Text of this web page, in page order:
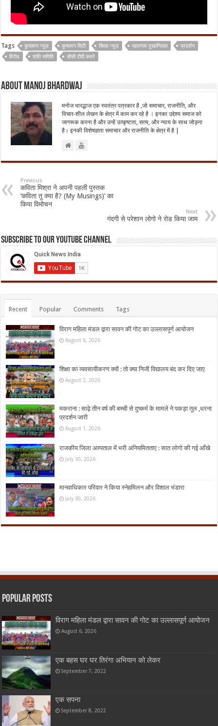
Tags कुचामन न्यूज़ कुचामन सिटी क्विक न्यूज़ पहलगाम दुखान्तिका
प्रदर्शन
विरोध
शांति समिति सीसी टीवी कमरे
About Manoj Bhardwaj
मनोज भारद्धाज एक स्वतंत्र पत्रकार है ,जो समाचार, राजनीति, और
विचार-शील लेखन के क्षेत्र में काम कर रहे है । इनका उद्देश्य समाज को
जागरूक करना है और उन्हें उत्कृष्टता, सत्य, और न्याय के साथ जोड़ना
है। इनकी विशेषज्ञता समाचार और राजनीति के क्षेत्र में है |
Previous
कविता मिश्रा ने अपनी पहली पुस्तक
‘कविता तू क्या है? (My Musings)’ का
किया विमोचन
Next
गंदगी से परेशान लोगो ने रोड किया जाम
Subscribe to our Youtube Channel
Recent Popular Comments Tags
विराग महिला मंडल द्वारा सावन की गोट का उल्लासपूर्ण आयोजन
August 6, 2026
शिक्षा का व्यवसायीकरण क्यों : तो क्या निजी विद्यालय बंद कर दिए जाए
August 3, 2026
मकराना : साढ़े तीन वर्ष की बच्ची से दुष्कर्म के मामले ने पकड़ा तूल ,धरना
प्रदर्शन जारी
August 1, 2026
राजकीय जिला अस्पताल में भरी अनियमितताए : सात लोगो की गई आँखे
July 30, 2026
मानवाधिकार परिवार ने किया स्नेहमिलन और विशाल भंडारा
July 30, 2026
Popular Posts
विराग महिला मंडल द्वारा सावन की गोट का उल्लासपूर्ण आयोजन
August 6, 2026
एक बहस घर घर तिरंगा अभियान को लेकर
September 7, 2022
एक सपना
September 8, 2022